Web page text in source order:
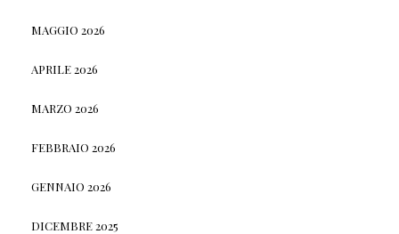
MAGGIO 2026
APRILE 2026
MARZO 2026
FEBBRAIO 2026
GENNAIO 2026
DICEMBRE 2025